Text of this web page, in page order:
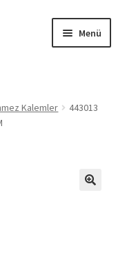
Menü
Kalemler
443013